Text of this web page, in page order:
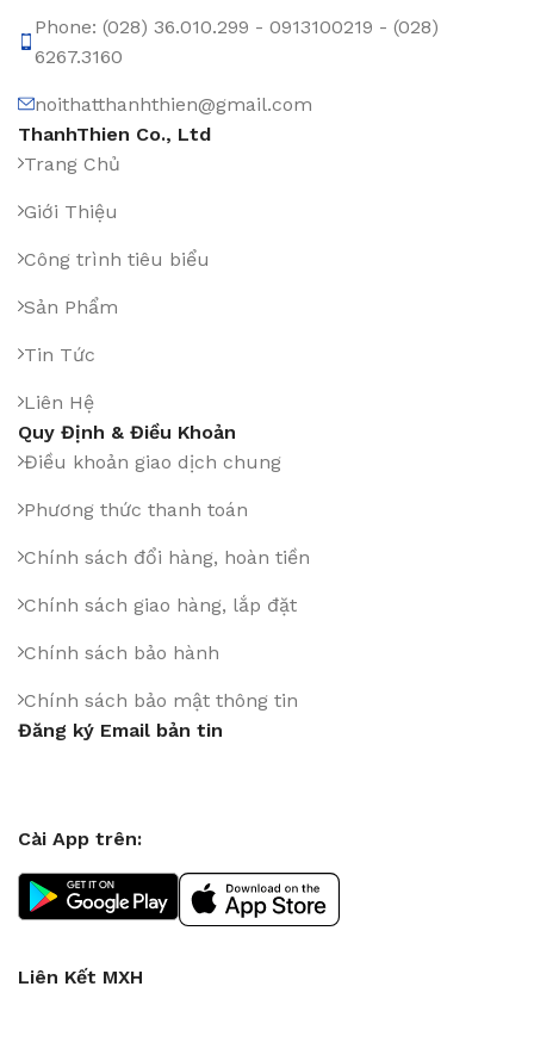
Phone: (028) 36.010.299 - 0913100219 - (028)
6267.3160
noithatthanhthien@gmail.com
ThanhThien Co., Ltd
Trang Chủ
Giới Thiệu
Công trình tiêu biểu
Sản Phẩm
Tin Tức
Liên Hệ
Quy Định & Điều Khoản
Điều khoản giao dịch chung
Phương thức thanh toán
Chính sách đổi hàng, hoàn tiền
Chính sách giao hàng, lắp đặt
Chính sách bảo hành
Chính sách bảo mật thông tin
Đăng ký Email bản tin
Cài App trên:
Liên Kết MXH